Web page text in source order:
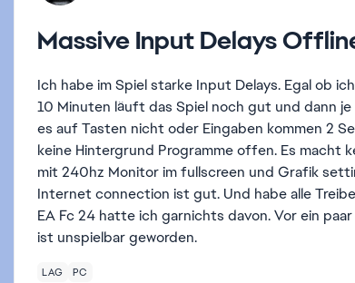
Massive Input Delays
Ich habe im Spiel starke Input Delays. Egal ob
10 Minuten läuft das Spiel noch gut und dann
es auf Tasten nicht oder Eingaben kommen 2
keine Hintergrund Programme offen. Es macht
mit 240hz Monitor im fullscreen und Grafik
Internet connection ist gut. Und habe alle
EA Fc 24 hatte ich garnichts davon. Vor ein
ist unspielbar geworden.
LAG PC